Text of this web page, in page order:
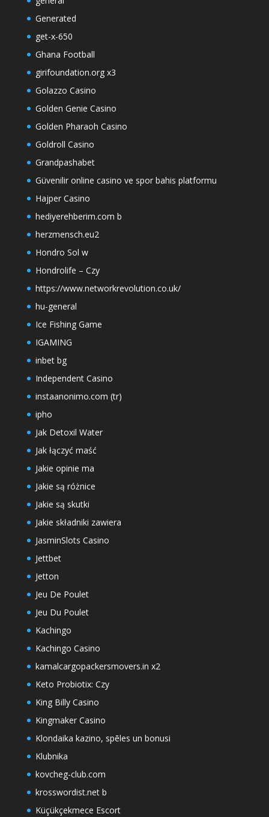
Generated
get-x-650
Ghana Football
girifoundation.org x3
Golazzo Casino
Golden Genie Casino
Golden Pharaoh Casino
Goldroll Casino
Grandpashabet
Güvenilir online casino ve spor bahis platformu
Hajper Casino
hediyerehberim.com b
herzmensch.eu2
Hondro Sol w
Hondrolife – Czy
https://www.networkrevolution.co.uk/
hu-general
Ice Fishing Game
IGAMING
inbet bg
Independent Casino
instaanonimo.com (tr)
ipho
Jak Detoxil Water
Jak łączyć maść
Jakie opinie ma
Jakie są różnice
Jakie są skutki
Jakie składniki zawiera
JasminSlots Casino
Jettbet
Jetton
Jeu De Poulet
Jeu Du Poulet
Kachingo
Kachingo Casino
kamalcargopackersmovers.in x2
Keto Probiotix: Czy
King Billy Casino
Kingmaker Casino
Klondaika kazino, spēles un bonusi
Klubnika
kovcheg-club.com
krosswordist.net b
Küçükçekmece Escort